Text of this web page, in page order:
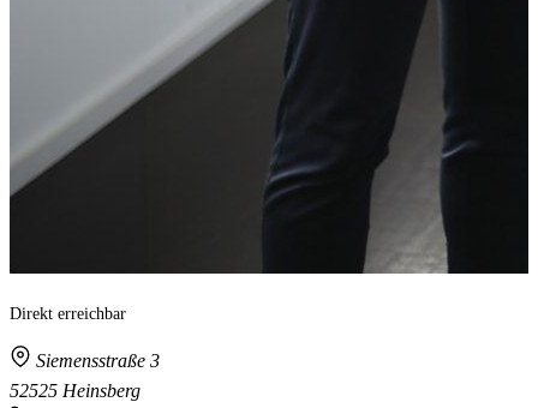
Direkt erreichbar
Siemensstraße 3
52525 Heinsberg